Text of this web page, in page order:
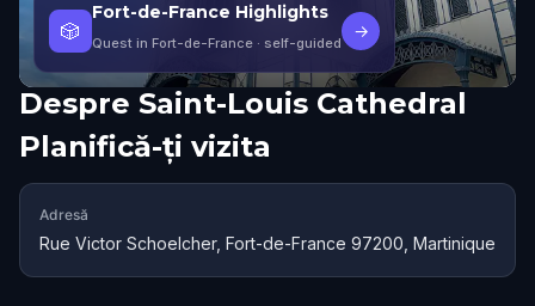
🎲
Fort-de-France Highlights
Quest in Fort-de-France · self-guided
→
Despre Saint-Louis Cathedral
Planifică-ți vizita
Adresă
Rue Victor Schoelcher, Fort-de-France 97200, Martinique